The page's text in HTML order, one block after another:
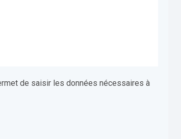
de saisir les données nécessaires à